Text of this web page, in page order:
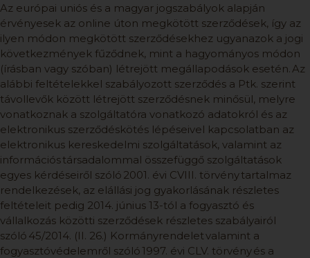
Az európai uniós és a magyar jogszabályok alapján
érvényesek az online úton megkötött szerződések, így az
ilyen módon megkötött szerződésekhez ugyanazok a jogi
következmények fűződnek, mint a hagyományos módon
(írásban vagy szóban) létrejött megállapodások esetén. Az
alábbi feltételekkel szabályozott szerződés a Ptk. szerint
távollevők között létrejött szerződésnek minősül, melyre
vonatkoznak a szolgáltatóra vonatkozó adatokról és az
elektronikus szerződéskötés lépéseivel kapcsolatban az
elektronikus kereskedelmi szolgáltatások, valamint az
információs társadalommal összefüggő szolgáltatások
egyes kérdéseiről szóló 2001. évi CVIII. törvény tartalmaz
rendelkezések, az elállási jog gyakorlásának részletes
feltételeit pedig 2014. június 13-tól a fogyasztó és
vállalkozás közötti szerződések részletes szabályairól
szóló 45/2014. (II. 26.) Kormányrendelet valamint a
fogyasztóvédelemről szóló 1997. évi CLV. törvény és a